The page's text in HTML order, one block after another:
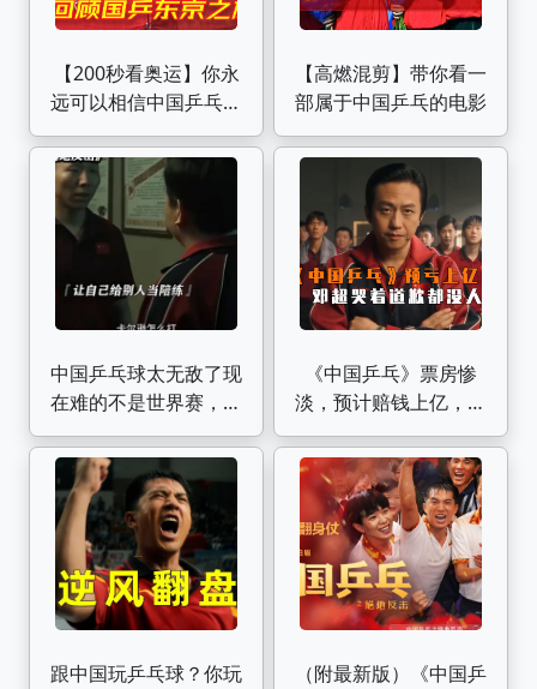
【200秒看奥运】你永
远可以相信中国乒乓球
队
【高燃混剪】带你看一
部属于中国乒乓的电影
中国乒乓球太无敌了现
在难的不是世界赛，而
是国内选拔比赛。
《中国乒乓》票房惨
淡，预计赔钱上亿，邓
超哭着道歉都没人愿意
看
跟中国玩乒乓球？你玩
（附最新版）《中国乒